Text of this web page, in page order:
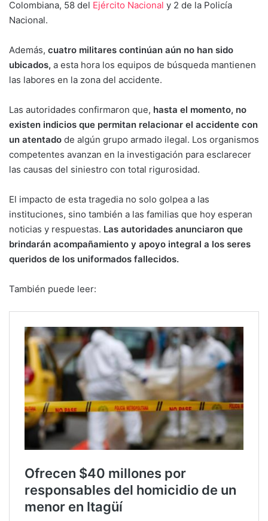
Colombiana, 58 del Ejército Nacional y 2 de la Policía
Nacional.
Además, cuatro militares continúan aún no han sido
ubicados, a esta hora los equipos de búsqueda mantienen
las labores en la zona del accidente.
Las autoridades confirmaron que, hasta el momento, no
existen indicios que permitan relacionar el accidente con
un atentado de algún grupo armado ilegal. Los organismos
competentes avanzan en la investigación para esclarecer
las causas del siniestro con total rigurosidad.
El impacto de esta tragedia no solo golpea a las
instituciones, sino también a las familias que hoy esperan
noticias y respuestas. Las autoridades anunciaron que
brindarán acompañamiento y apoyo integral a los seres
queridos de los uniformados fallecidos.
También puede leer: